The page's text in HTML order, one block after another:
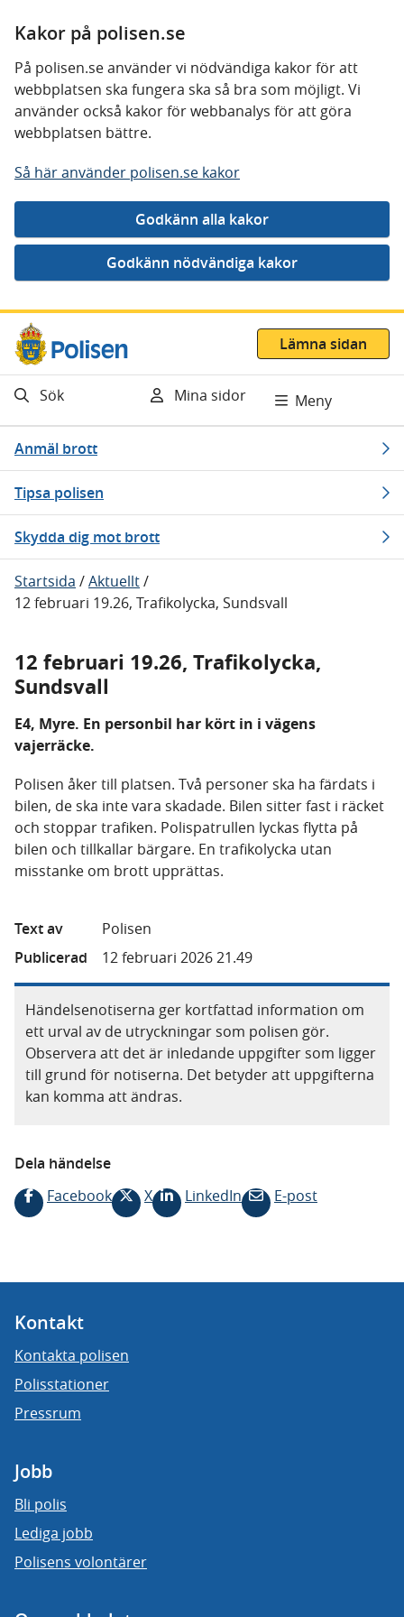
Kakor på polisen.se
På polisen.se använder vi nödvändiga kakor för att
webbplatsen ska fungera ska så bra som möjligt. Vi
använder också kakor för webbanalys för att göra
webbplatsen bättre.
Så här använder polisen.se kakor
Gå direkt till innehåll
Lämna sidan
Sök Mina sidor Meny
Anmäl brott
Tipsa polisen
Skydda dig mot brott
Startsida /Aktuellt/
12 februari 19.26, Trafikolycka, Sundsvall
12 februari 19.26, Trafikolycka,
Sundsvall
E4, Myre. En personbil har kört in i vägens
vajerräcke.
Polisen åker till platsen. Två personer ska ha färdats i
bilen, de ska inte vara skadade. Bilen sitter fast i räcket
och stoppar trafiken. Polispatrullen lyckas flytta på
bilen och tillkallar bärgare. En trafikolycka utan
misstanke om brott upprättas.
Text av
Polisen
Publicerad
12 februari 2026 21.49
Händelsenotiserna ger kortfattad information om
ett urval av de utryckningar som polisen gör.
Observera att det är inledande uppgifter som ligger
till grund för notiserna. Det betyder att uppgifterna
kan komma att ändras.
Dela händelse
Facebook
X LinkedIn E-post
Kontakt
Kontakta polisen
Polisstationer
Pressrum
Jobb
Bli polis
Lediga jobb
Polisens volontärer